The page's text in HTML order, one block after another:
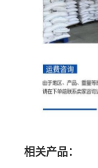
相关产品：